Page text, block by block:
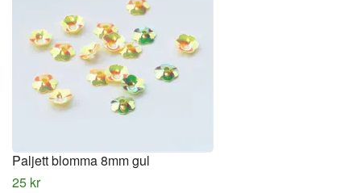
Paljett blomma 8mm gul
25 kr